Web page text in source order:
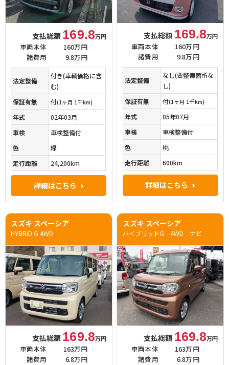
支払総額 169.8万円
車両本体
160万円
諸費用
9.8万円
法定整備
付き(車輌価格に含
む)
保証有無
付(1ヶ月 1千km)
年式
02年03月
車検
車検整備付
色
緑
走行距離
24,200km
詳細はこちら
支払総額 169.8万円
車両本体
160万円
諸費用
9.8万円
法定整備
なし(要整備箇所な
し)
保証有無
付(1ヶ月 1千km)
年式
05年07月
車検
車検整備付
色
桃
走行距離
600km
詳細はこちら
スズキ スペーシア
HYBRID G 4WD
支払総額 169.8万円
車両本体
163万円
諸費用
6.8万円
スズキ スペーシア
ハイブリッドG 4WD ナビ
支払総額 169.8万円
車両本体
163万円
諸費用
6.8万円